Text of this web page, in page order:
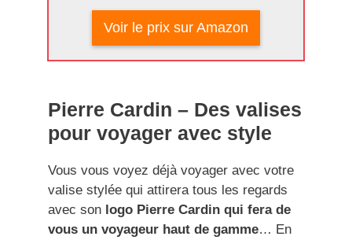
Voir le prix sur Amazon
Pierre Cardin – Des valises
pour voyager avec style
Vous vous voyez déjà voyager avec votre
valise stylée qui attirera tous les regards
avec son logo Pierre Cardin qui fera de
vous un voyageur haut de gamme… En